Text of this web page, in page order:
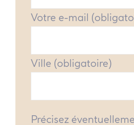
Votre e-mail
Ville (obligatoire)
Précisez